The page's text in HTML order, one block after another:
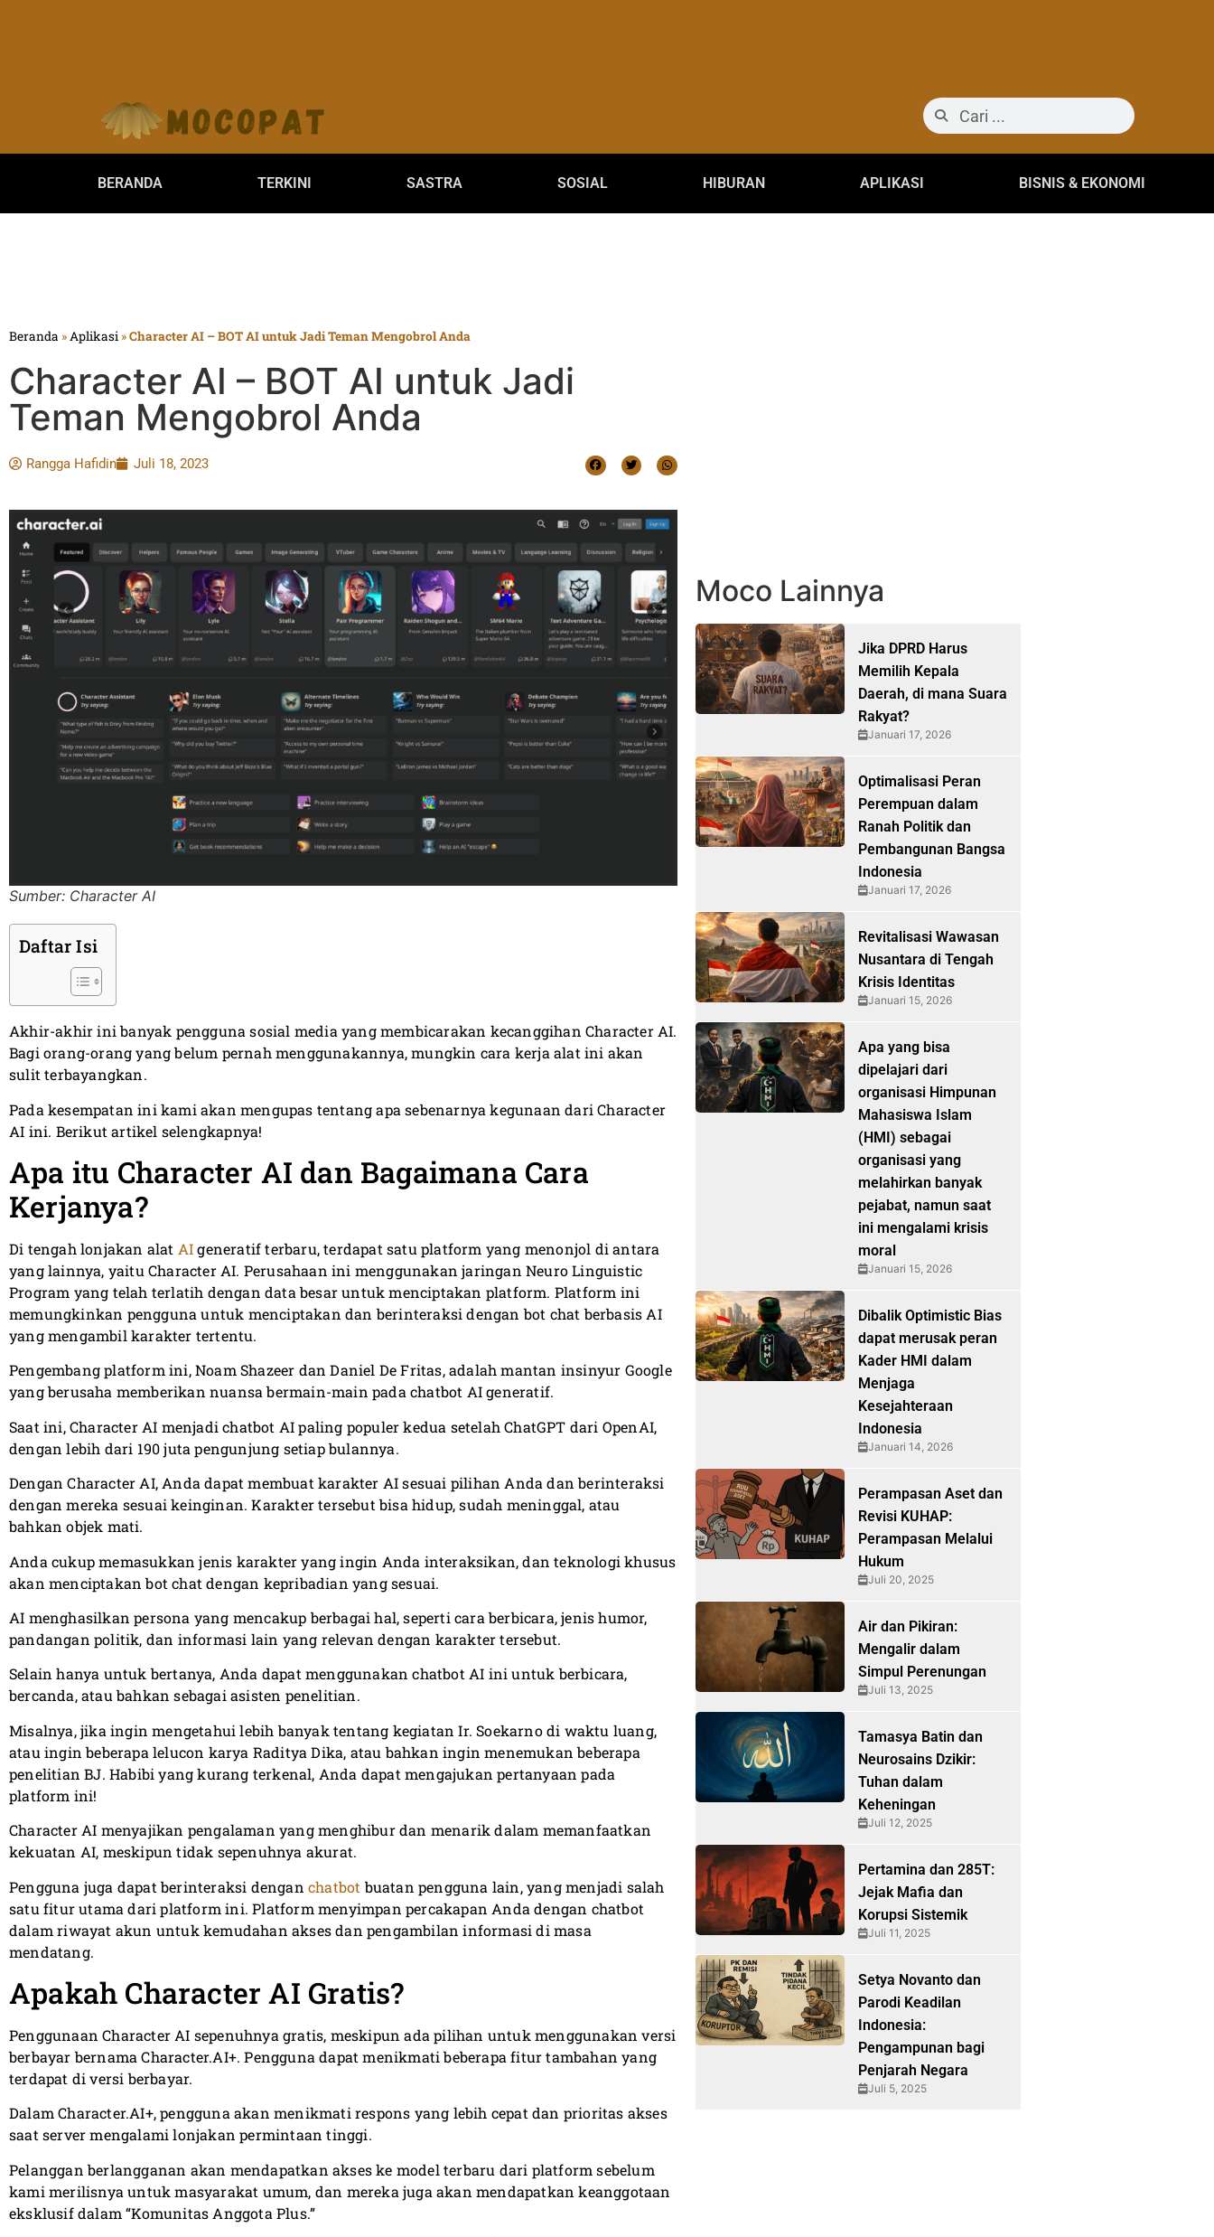
BERANDA TERKINI SASTRA SOSIAL HIBURAN APLIKASI BISNIS & EKONOMI
Beranda »Aplikasi »Character AI – BOT AI untuk Jadi Teman Mengobrol Anda
Character AI – BOT AI untuk Jadi
Teman Mengobrol Anda
Rangga Hafidin Juli 18, 2023
Sumber: Character AI
Daftar Isi
Akhir-akhir ini banyak pengguna sosial media yang membicarakan kecanggihan Character AI.
Bagi orang-orang yang belum pernah menggunakannya, mungkin cara kerja alat ini akan
sulit terbayangkan.
Pada kesempatan ini kami akan mengupas tentang apa sebenarnya kegunaan dari Character
AI ini. Berikut artikel selengkapnya!
Apa itu Character AI dan Bagaimana Cara
Kerjanya?
Di tengah lonjakan alat AIgeneratif terbaru, terdapat satu platform yang menonjol di antara
yang lainnya, yaitu Character AI. Perusahaan ini menggunakan jaringan Neuro Linguistic
Program yang telah terlatih dengan data besar untuk menciptakan platform. Platform ini
memungkinkan pengguna untuk menciptakan dan berinteraksi dengan bot chat berbasis AI
yang mengambil karakter tertentu.
Pengembang platform ini, Noam Shazeer dan Daniel De Fritas, adalah mantan insinyur Google
yang berusaha memberikan nuansa bermain-main pada chatbot AI generatif.
Saat ini, Character AI menjadi chatbot AI paling populer kedua setelah ChatGPT dari OpenAI,
dengan lebih dari 190 juta pengunjung setiap bulannya.
Dengan Character AI, Anda dapat membuat karakter AI sesuai pilihan Anda dan berinteraksi
dengan mereka sesuai keinginan. Karakter tersebut bisa hidup, sudah meninggal, atau
bahkan objek mati.
Anda cukup memasukkan jenis karakter yang ingin Anda interaksikan, dan teknologi khusus
akan menciptakan bot chat dengan kepribadian yang sesuai.
AI menghasilkan persona yang mencakup berbagai hal, seperti cara berbicara, jenis humor,
pandangan politik, dan informasi lain yang relevan dengan karakter tersebut.
Selain hanya untuk bertanya, Anda dapat menggunakan chatbot AI ini untuk berbicara,
bercanda, atau bahkan sebagai asisten penelitian.
Misalnya, jika ingin mengetahui lebih banyak tentang kegiatan Ir. Soekarno di waktu luang,
atau ingin beberapa lelucon karya Raditya Dika, atau bahkan ingin menemukan beberapa
penelitian BJ. Habibi yang kurang terkenal, Anda dapat mengajukan pertanyaan pada
platform ini!
Character AI menyajikan pengalaman yang menghibur dan menarik dalam memanfaatkan
kekuatan AI, meskipun tidak sepenuhnya akurat.
Pengguna juga dapat berinteraksi denganchatbot buatan pengguna lain, yang menjadi salah
satu fitur utama dari platform ini. Platform menyimpan percakapan Anda dengan chatbot
dalam riwayat akun untuk kemudahan akses dan pengambilan informasi di masa
mendatang.
Apakah Character AI Gratis?
Penggunaan Character AI sepenuhnya gratis, meskipun ada pilihan untuk menggunakan versi
berbayar bernama Character.AI+. Pengguna dapat menikmati beberapa fitur tambahan yang
terdapat di versi berbayar.
Dalam Character.AI+, pengguna akan menikmati respons yang lebih cepat dan prioritas akses
saat server mengalami lonjakan permintaan tinggi.
Pelanggan berlangganan akan mendapatkan akses ke model terbaru dari platform sebelum
kami merilisnya untuk masyarakat umum, dan mereka juga akan mendapatkan keanggotaan
eksklusif dalam “Komunitas Anggota Plus.”
Moco Lainnya
Jika DPRD Harus
Memilih Kepala
Daerah, di mana Suara
Rakyat?
Januari 17, 2026
Optimalisasi Peran
Perempuan dalam
Ranah Politik dan
Pembangunan Bangsa
Indonesia
Januari 17, 2026
Revitalisasi Wawasan
Nusantara di Tengah
Krisis Identitas
Januari 15, 2026
Apa yang bisa
dipelajari dari
organisasi Himpunan
Mahasiswa Islam
(HMI) sebagai
organisasi yang
melahirkan banyak
pejabat, namun saat
ini mengalami krisis
moral
Januari 15, 2026
Dibalik Optimistic Bias
dapat merusak peran
Kader HMI dalam
Menjaga
Kesejahteraan
Indonesia
Januari 14, 2026
Perampasan Aset dan
Revisi KUHAP:
Perampasan Melalui
Hukum
Juli 20, 2025
Air dan Pikiran:
Mengalir dalam
Simpul Perenungan
Juli 13, 2025
Tamasya Batin dan
Neurosains Dzikir:
Tuhan dalam
Keheningan
Juli 12, 2025
Pertamina dan 285T:
Jejak Mafia dan
Korupsi Sistemik
Juli 11, 2025
Setya Novanto dan
Parodi Keadilan
Indonesia:
Pengampunan bagi
Penjarah Negara
Juli 5, 2025